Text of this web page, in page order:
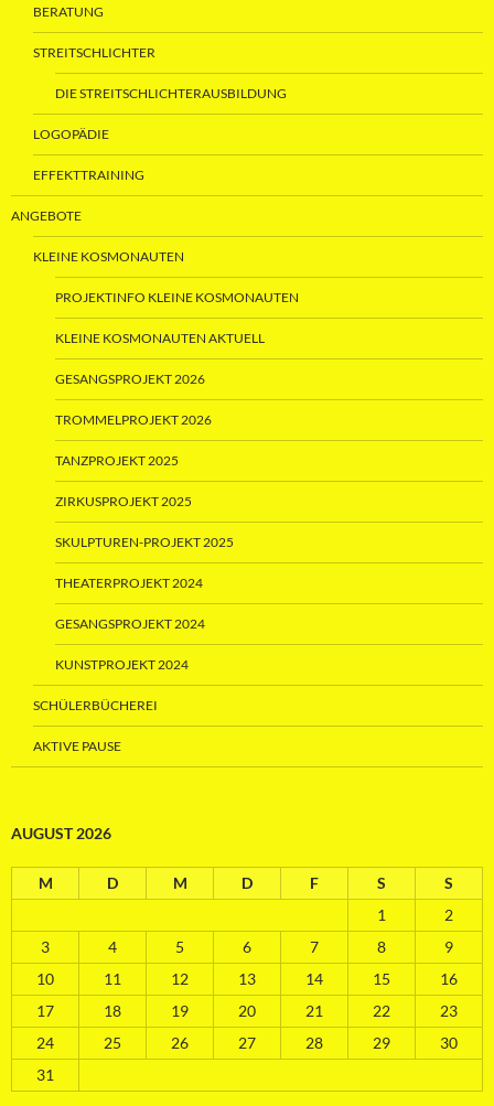
BERATUNG
STREITSCHLICHTER
DIE STREITSCHLICHTERAUSBILDUNG
LOGOPÄDIE
EFFEKTTRAINING
ANGEBOTE
KLEINE KOSMONAUTEN
PROJEKTINFO KLEINE KOSMONAUTEN
KLEINE KOSMONAUTEN AKTUELL
GESANGSPROJEKT 2026
TROMMELPROJEKT 2026
TANZPROJEKT 2025
ZIRKUSPROJEKT 2025
SKULPTUREN-PROJEKT 2025
THEATERPROJEKT 2024
GESANGSPROJEKT 2024
KUNSTPROJEKT 2024
SCHÜLERBÜCHEREI
AKTIVE PAUSE
AUGUST 2026
M D M D F S
S
1
2
3
4 5 6 7 8
9
10
11 12 13 14 15
16
17
18 19 20 21 22
23
24
25 26 27 28 29
30
31